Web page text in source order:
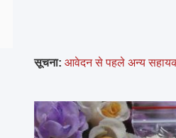
सूचना: आवेदन से पहले अन्य